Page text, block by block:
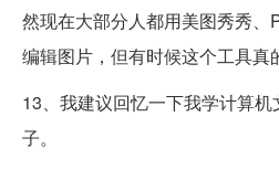
然现在大部分人都用美图秀秀
编辑图片，但有时候这个工具真
13、我建议回忆一下我学计算
子。